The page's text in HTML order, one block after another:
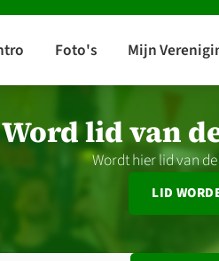
Word lid van
Wordt hier lid van
LID